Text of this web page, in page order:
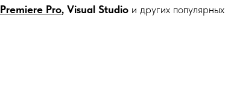
Premiere Pro, Visual Studio и других популярных